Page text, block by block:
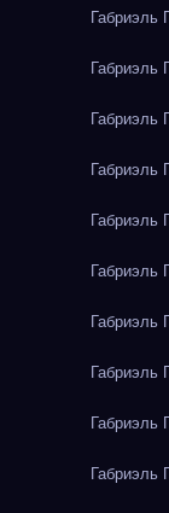
Габриэль
Габриэль
Габриэль
Габриэль
Габриэль
Габриэль
Габриэль
Габриэль
Габриэль
Габриэль